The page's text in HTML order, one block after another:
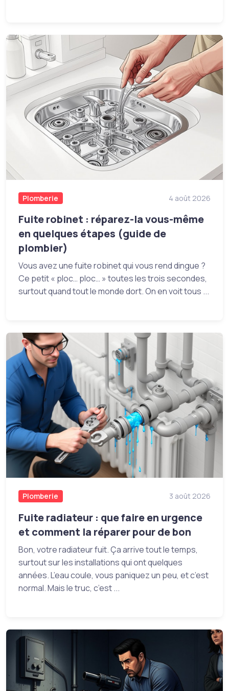
Plomberie 4 août 2026
Fuite robinet : réparez-la vous-même
en quelques étapes (guide de
plombier)
Vous avez une fuite robinet qui vous rend dingue ?
Ce petit « ploc… ploc… » toutes les trois secondes,
surtout quand tout le monde dort. On en voit tous ...
Plomberie 3 août 2026
Fuite radiateur : que faire en urgence
et comment la réparer pour de bon
Bon, votre radiateur fuit. Ça arrive tout le temps,
surtout sur les installations qui ont quelques
années. L’eau coule, vous paniquez un peu, et c’est
normal. Mais le truc, c’est ...